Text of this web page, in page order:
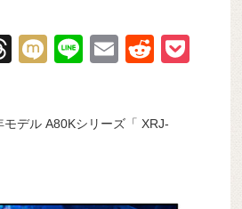
T
a
M
Li
E
R
di
デル A80Kシリーズ「 XRJ-